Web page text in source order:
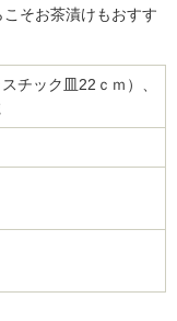
そお茶漬けもおすす
チック皿22ｃｍ）、